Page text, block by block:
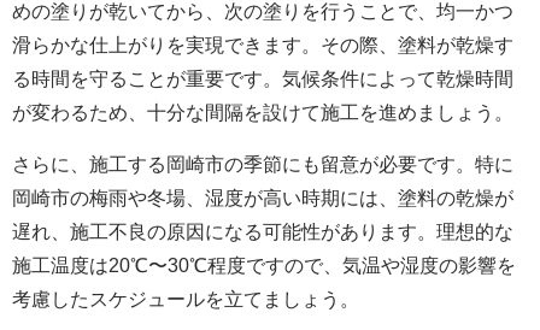
めの塗りが乾いてから、次の塗りを行うことで、均一かつ
滑らかな仕上がりを実現できます。その際、塗料が乾燥す
る時間を守ることが重要です。気候条件によって乾燥時間
が変わるため、十分な間隔を設けて施工を進めましょう。
さらに、施工する岡崎市の季節にも留意が必要です。特に
岡崎市の梅雨や冬場、湿度が高い時期には、塗料の乾燥が
遅れ、施工不良の原因になる可能性があります。理想的な
施工温度は20℃〜30℃程度ですので、気温や湿度の影響を
考慮したスケジュールを立てましょう。